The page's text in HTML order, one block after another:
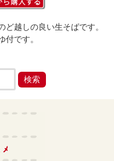
越しの良い生そばです。
付です。